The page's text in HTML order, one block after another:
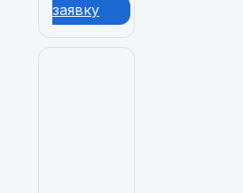
заявку